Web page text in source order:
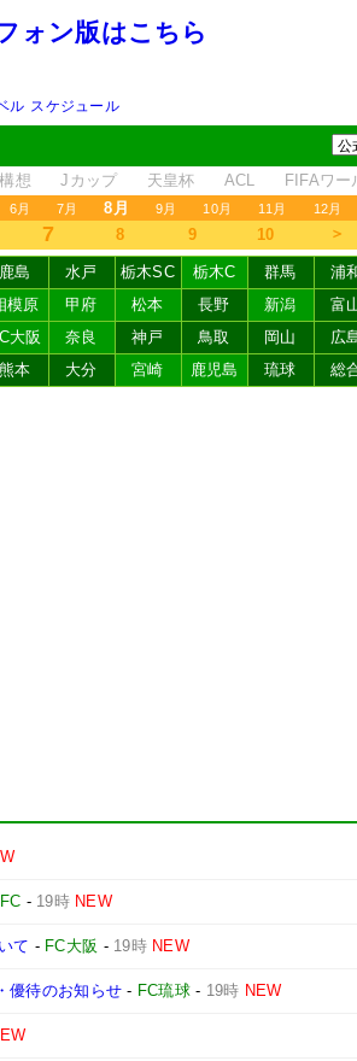
ォン版はこちら
ル スケジュール
想 Jカップ 天皇杯 ACL FIFAワー
6月 7月 8月 9月 10月 11月 12月
7 8 9 10 ＞
鹿島 水戸 栃木SC 栃木C 群馬 浦
模原 甲府 松本 長野 新潟 富
大阪 奈良 神戸 鳥取 岡山 広
熊本 大分 宮崎 鹿児島 琉球 総
- 19時 NEW
て - FC大阪 - 19時 NEW
優待のお知らせ - FC琉球- 19時 NEW